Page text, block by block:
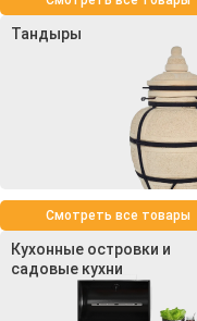
Тандыры
Смотреть все товары
Кухонные островки и
садовые кухни